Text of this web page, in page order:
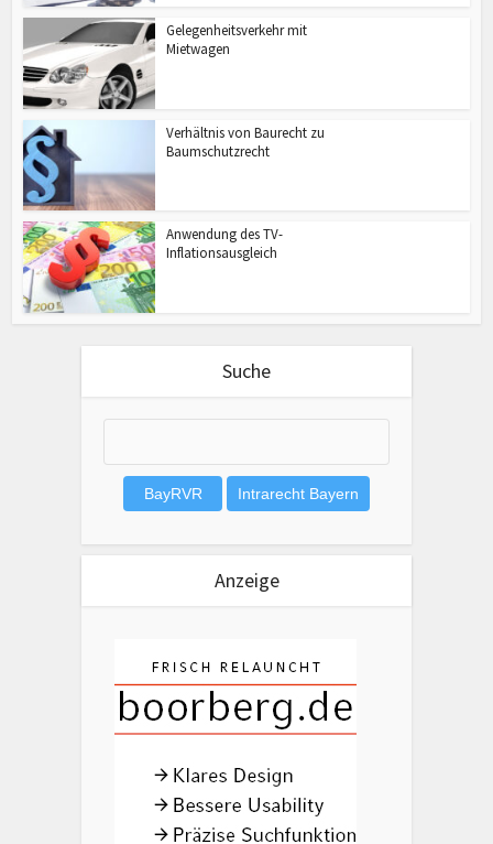
Gelegenheitsverkehr mit
Mietwagen
Verhältnis von Baurecht zu
Baumschutzrecht
Anwendung des TV-
Inflationsausgleich
Suche
Anzeige